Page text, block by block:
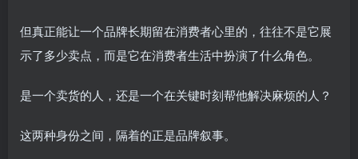
但真正能让一个品牌长期留在消费者心里的，往往不是它展
示了多少卖点，而是它在消费者生活中扮演了什么角色。
是一个卖货的人，还是一个在关键时刻帮他解决麻烦的人？
这两种身份之间，隔着的正是品牌叙事。